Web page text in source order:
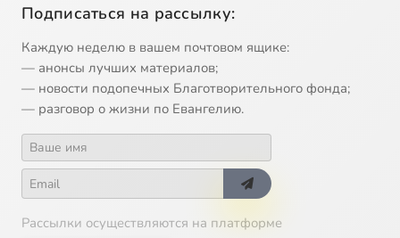
Подписаться на рассылку:
Каждую неделю в вашем почтовом ящике:
— анонсы лучших материалов;
— новости подопечных Благотворительного фонда;
— разговор о жизни по Евангелию.
Рассылки осуществляются на платформе